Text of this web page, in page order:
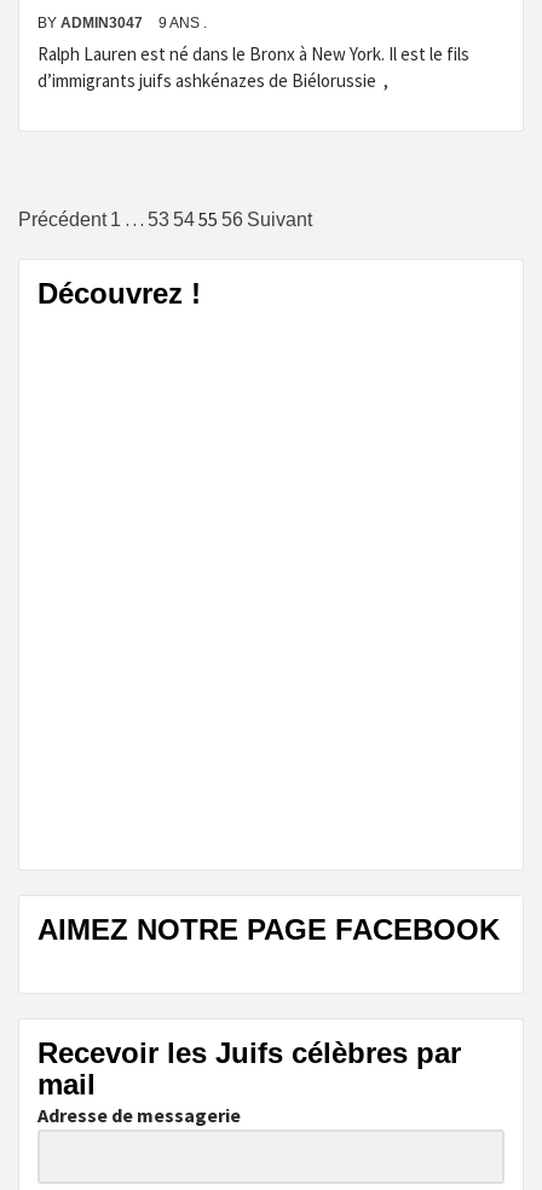
BY ADMIN3047 9 ANS .
Ralph Lauren est né dans le Bronx à New York. Il est le fils
d’immigrants juifs ashkénazes de Biélorussie ,
Navigation
des
articles
Précédent 1 … 53 5455 56 Suivant
Découvrez !
AIMEZ NOTRE PAGE FACEBOOK
Recevoir les Juifs célèbres par
mail
Adresse de messagerie